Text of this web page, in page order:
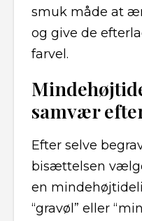
smuk måde at
og give de
farvel.
samvær
Efter selve
bisættelsen
en
“gravøl” eller